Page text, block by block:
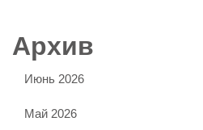
Архив
Июнь 2026
Май 2026